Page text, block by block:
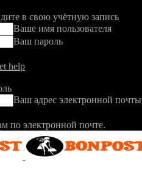
в свою учётную запись
Ваше имя пользователя
Ваш пароль
help
Ваш адрес электронной почты
по электронной почте.